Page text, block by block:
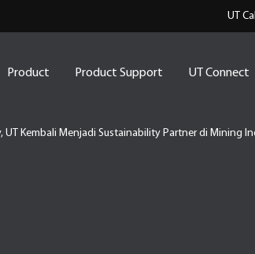
UT Call
Product Product Support UT Connect
Kembali Menjadi Sustainability Partner di Mining